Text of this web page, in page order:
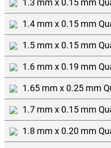
1.3 mm x 0.15 mm
1.4 mm x 0.15 mm
1.5 mm x 0.15 mm
1.6 mm x 0.19 mm
1.65 mm x 0.25 mm
1.7 mm x 0.15 mm
1.8 mm x 0.20 mm